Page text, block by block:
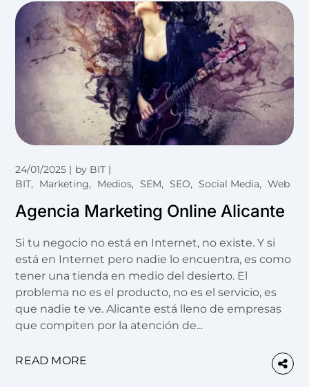
24/01/2025 by BIT
BIT
Marketing Medios SEM SEO Social Media Web
Agencia Marketing Online Alicante
Si tu negocio no está en Internet, no existe. Y si
está en Internet pero nadie lo encuentra, es como
tener una tienda en medio del desierto. El
problema no es el producto, no es el servicio, es
que nadie te ve. Alicante está lleno de empresas
que compiten por la atención de...
READ MORE